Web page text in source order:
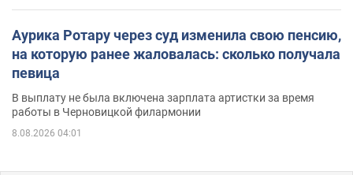
Аурика Ротару через суд изменила свою пенсию,
на которую ранее жаловалась: сколько получала
певица
В выплату не была включена зарплата артистки за время
работы в Черновицкой филармонии
8.08.2026 04:01